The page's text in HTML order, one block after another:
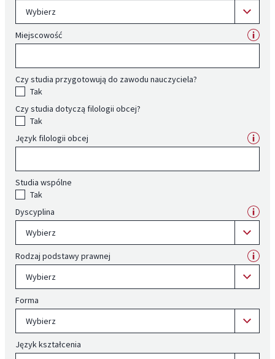
Wybierz
Miejscowość
Czy studia przygotowują do zawodu nauczyciela?
Tak
Czy studia dotyczą filologii obcej?
Tak
Język filologii obcej
Studia wspólne
Tak
Dyscyplina
Wybierz
Rodzaj podstawy prawnej
Wybierz
Forma
Wybierz
Język kształcenia